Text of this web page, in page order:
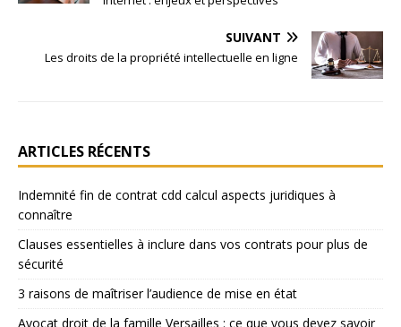
SUIVANT
Les droits de la propriété intellectuelle en ligne
ARTICLES RÉCENTS
Indemnité fin de contrat cdd calcul aspects juridiques à
connaître
Clauses essentielles à inclure dans vos contrats pour plus de
sécurité
3 raisons de maîtriser l’audience de mise en état
Avocat droit de la famille Versailles : ce que vous devez savoir